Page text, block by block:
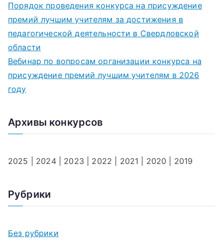
Порядок проведения конкурса на присуждение
премий лучшим учителям за достижения в
педагогической деятельности в Свердловской
области
Вебинар по вопросам организации конкурса на
присуждение премий лучшим учителям в 2026
году
Архивы конкурсов
2025 2024 2023 2022 2021 2020 2019
Рубрики
Без рубрики